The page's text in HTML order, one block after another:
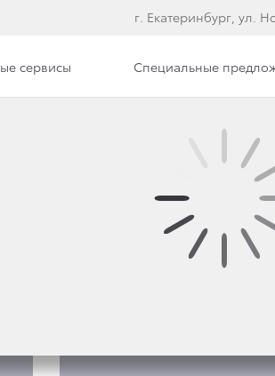
г. Екатеринбург, ул.
сервисы Специальные
LAND